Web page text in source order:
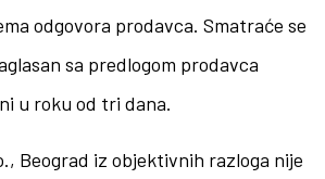
odgovora prodavca. Smatraće se
sa predlogom prodavca
u roku od tri dana.
Beograd iz objektivnih razloga nije